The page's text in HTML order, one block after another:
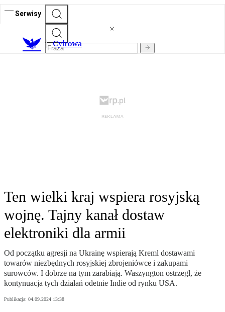
Serwisy
Cyfrowa
Ten wielki kraj wspiera rosyjską
wojnę. Tajny kanał dostaw
elektroniki dla armii
Od początku agresji na Ukrainę wspierają Kreml dostawami
towarów niezbędnych rosyjskiej zbrojeniówce i zakupami
surowców. I dobrze na tym zarabiają. Waszyngton ostrzegł, że
kontynuacja tych działań odetnie Indie od rynku USA.
Publikacja: 04.09.2024 13:38